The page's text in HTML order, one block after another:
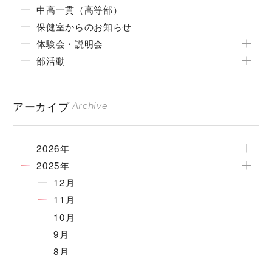
中高一貫（高等部）
保健室からのお知らせ
体験会・説明会
部活動
アーカイブ Archive
2026年
2025年
12月
11月
10月
9月
8月